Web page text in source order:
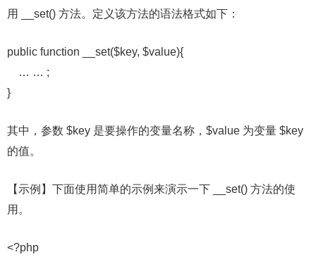
用 __set() 方法。定义该方法的语法格式如下：
public function __set($key, $value){
… … ;
}
其中，参数 $key 是要操作的变量名称，$value 为变量 $key
的值。
【示例】下面使用简单的示例来演示一下 __set() 方法的使
用。
<?php